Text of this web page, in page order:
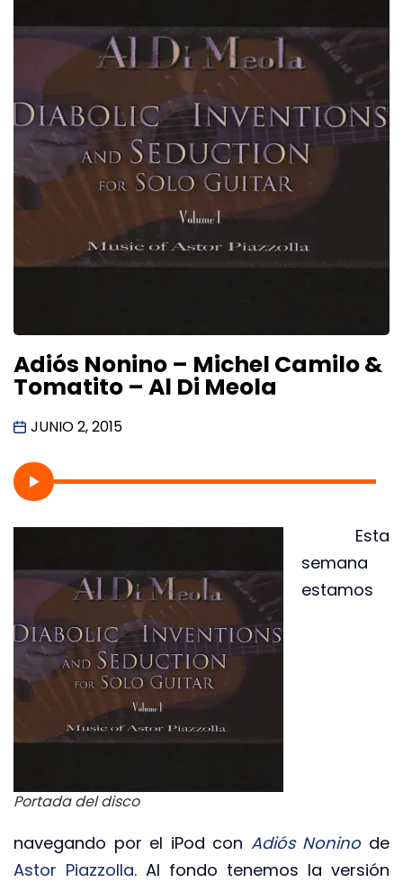
Adiós Nonino – Michel Camilo &
Tomatito – Al Di Meola
JUNIO 2, 2015
Portada del disco
Esta
semana
estamos
navegando por el iPod con Adiós Noninode
Astor Piazzolla. Al fondo tenemos la versión